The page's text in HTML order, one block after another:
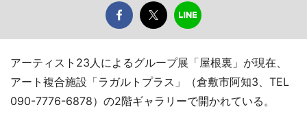
アーティスト23人によるグループ展「屋根裏」が現在、
アート複合施設「ラガルトプラス」（倉敷市阿知3、TEL
090-7776-6878）の2階ギャラリーで開かれている。